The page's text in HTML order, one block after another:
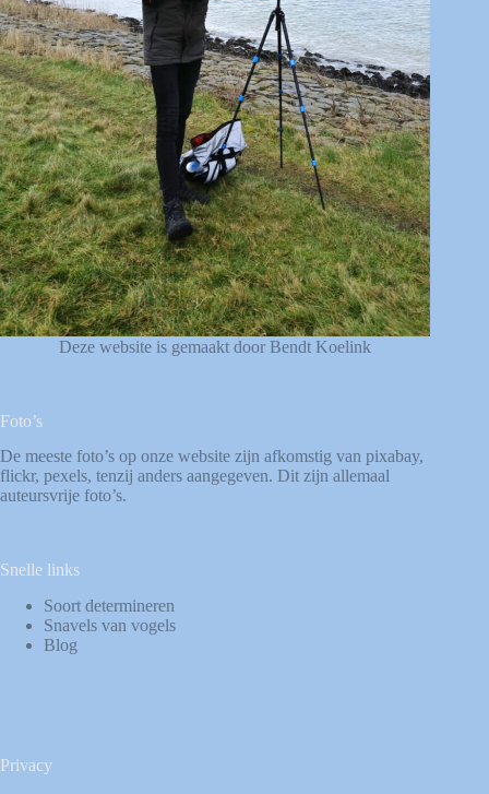
Deze website is gemaakt door Bendt Koelink
Foto’s
De meeste foto’s op onze website zijn afkomstig van pixabay,
flickr, pexels, tenzij anders aangegeven. Dit zijn allemaal
auteursvrije foto’s.
Snelle links
Soort determineren
Snavels van vogels
Blog
Privacy